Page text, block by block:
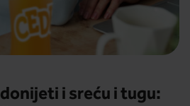
i sreću i tugu: